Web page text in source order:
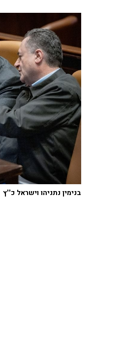
בנימין נתניהו וישראל כ''ץ